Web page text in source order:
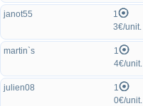
janot55
1
3€/unit.
martin`s
1
4€/unit.
julien08
1
0€/unit.